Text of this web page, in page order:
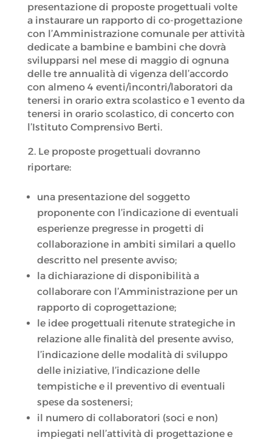
presentazione di proposte progettuali volte
a instaurare un rapporto di co-progettazione
con l’Amministrazione comunale per attività
dedicate a bambine e bambini che dovrà
svilupparsi nel mese di maggio di ognuna
delle tre annualità di vigenza dell’accordo
con almeno 4 eventi/incontri/laboratori da
tenersi in orario extra scolastico e 1 evento da
tenersi in orario scolastico, di concerto con
l’Istituto Comprensivo Berti.
Le proposte progettuali dovranno
riportare:
una presentazione del soggetto
proponente con l’indicazione di eventuali
esperienze pregresse in progetti di
collaborazione in ambiti similari a quello
descritto nel presente avviso;
la dichiarazione di disponibilità a
collaborare con l’Amministrazione per un
rapporto di coprogettazione;
le idee progettuali ritenute strategiche in
relazione alle finalità del presente avviso,
l’indicazione delle modalità di sviluppo
delle iniziative, l’indicazione delle
tempistiche e il preventivo di eventuali
spese da sostenersi;
il numero di collaboratori (soci e non)
impiegati nell’attività di progettazione e